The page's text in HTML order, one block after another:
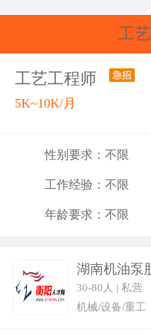
工
工艺工程师
5K~10K/月
性别要求：不限
工作经验：不限
年龄要求：不限
湖南机油泵
30-80人 | 私营
机械/设备/重工